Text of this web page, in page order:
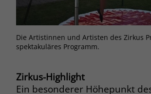
Die Artistinnen und Artisten des Zirkus
spektakuläres Programm.
Zirkus-Highlight
Ein besonderer Höhepunkt
Name PHPSESSID
Anbieter stiftung-liebenau.de
Zweck
Behält die Zustände des
Browsers und die
exklusiv für diese
Aktionen, die bei
derselben Website
Benutzerkennung